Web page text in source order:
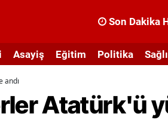
Son Dakika
Asayiş Eğitim Politika
andı
Atatürk'ü